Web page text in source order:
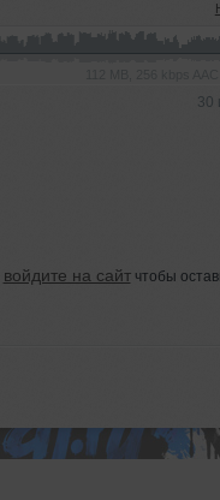
30
войдите на сайтчтобы